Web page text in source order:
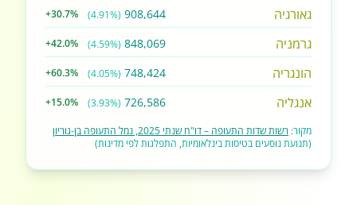
גאורגיה 908,644
(4.91%)
+30.7%
גרמניה 848,069
(4.59%)
+42.0%
הונגריה 748,424
(4.05%)
+60.3%
אנגליה 726,586
(3.93%)
+15.0%
מקור: רשות שדות התעופה – דו"ח שנתי 2025, נמל התעופה בן-גוריון
(תנועת נוסעים בטיסות בינלאומיות, התפלגות לפי מדינות)